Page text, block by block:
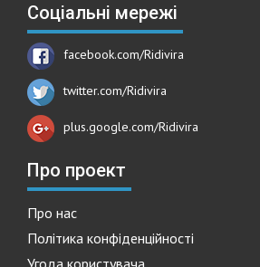
Соціальні мережі
facebook.com/Ridivira
twitter.com/Ridivira
plus.google.com/Ridivira
Про проект
Про нас
Політика конфіденційності
Угода користувача